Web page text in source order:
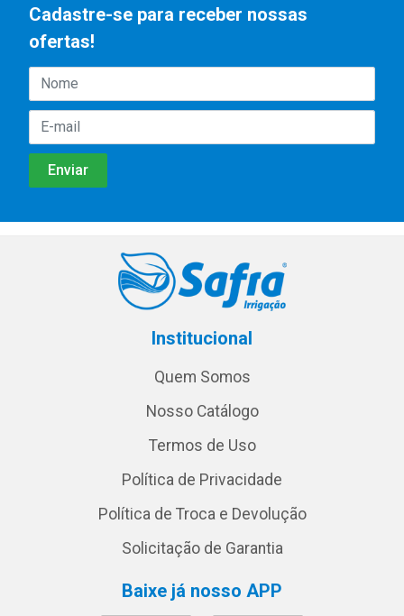
Cadastre-se para receber nossas
ofertas!
Institucional
Quem Somos
Nosso Catálogo
Termos de Uso
Política de Privacidade
Política de Troca e Devolução
Solicitação de Garantia
Baixe já nosso APP